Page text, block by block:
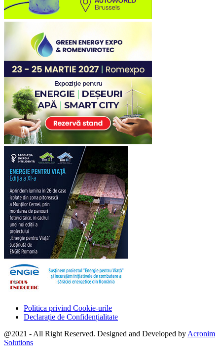
Politica privind Cookie-urile
Declarație de Confidențialitate
@2021 - All Right Reserved. Designed and Developed by Acronim
Solutions